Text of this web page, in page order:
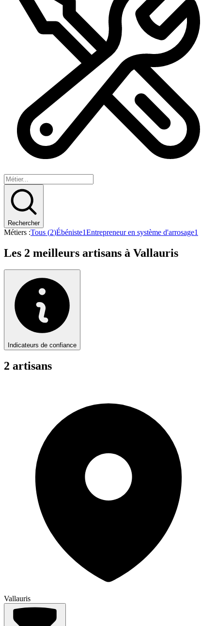
Rechercher
Métiers :Tous (2)Ébéniste1Entrepreneur en système d'arrosage1
Les 2 meilleurs artisans à Vallauris
Indicateurs de confiance
2 artisans
Vallauris